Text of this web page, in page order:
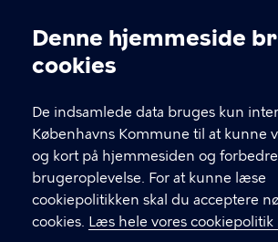
Denne hjemmeside
cookies
De indsamlede data bruges kun
Københavns Kommune til at kunne
og kort på hjemmesiden og
brugeroplevelse. For at kunne læse
cookiepolitikken skal du acceptere
cookies. Læs hele vores cookiepolitik
Kontakt Københavns Kommune
T
fFind andre kontakter her
CVR-nummer64942212
GENVEJE